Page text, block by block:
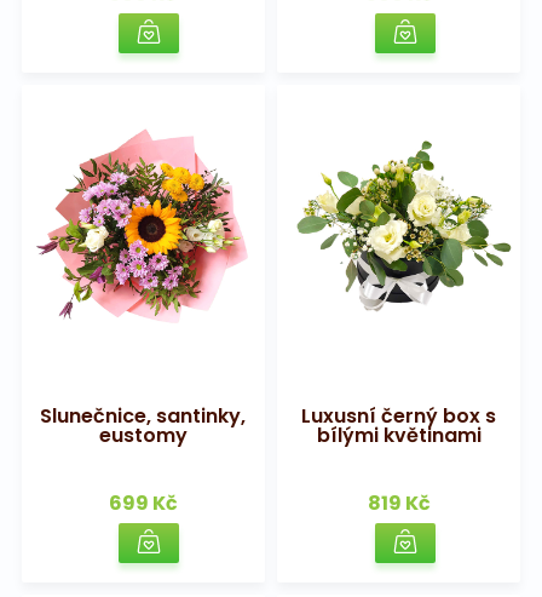
Slunečnice, santinky,
eustomy
699 Kč
Luxusní černý box s
bílými květinami
819 Kč